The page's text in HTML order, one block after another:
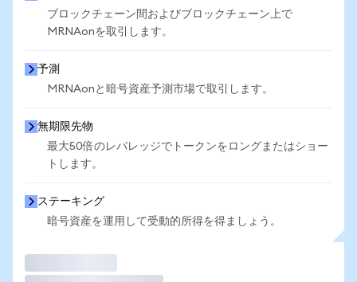
ブロックチェーン間およびブロックチェーン上で
MRNAonを取引します。
予測
MRNAonと暗号資産予測市場で取引します。
無期限先物
最大50倍のレバレッジでトークンをロングまたはショー
トします。
ステーキング
暗号資産を運用して受動的所得を得ましょう。